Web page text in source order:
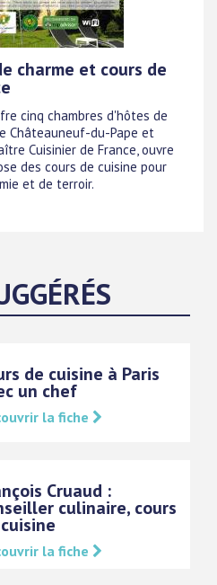
charme et cours de
cinq chambres d'hôtes de
Châteauneuf-du-Pape et
Cuisinier de France, ouvre
des cours de cuisine pour
et de terroir.
de cuisine à Paris
un chef
la fiche
Cruaud :
culinaire, cours
la fiche